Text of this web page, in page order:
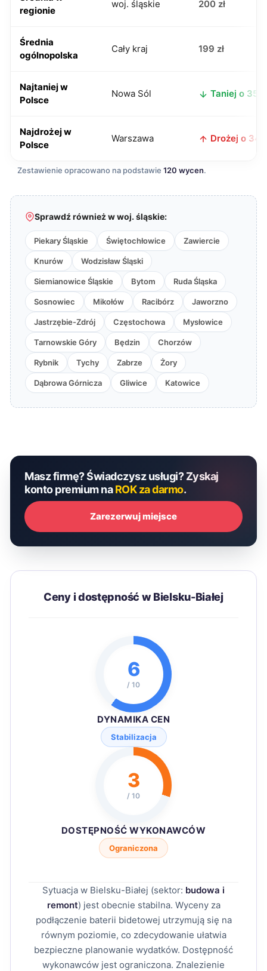
regionie
woj. śląskie 200 zł
Średnia
ogólnopolska
Cały kraj 199 zł
Najtaniej w
Polsce
Nowa Sól Taniej o 35 zł
Najdrożej w
Polsce
Warszawa Drożej o 34
Zestawienie opracowano na podstawie 120 wycen.
Sprawdź również w woj. śląskie:
Piekary Śląskie Świętochłowice Zawiercie
Knurów Wodzisław Śląski
Siemianowice Śląskie Bytom Ruda Śląska
Sosnowiec Mikołów Racibórz Jaworzno
Jastrzębie-Zdrój Częstochowa Mysłowice
Tarnowskie Góry Będzin Chorzów
Rybnik Tychy Zabrze Żory
Dąbrowa Górnicza Gliwice Katowice
Masz firmę? Świadczysz usługi? Zyskaj
konto premium naROK za darmo.
Zarezerwuj miejsce
Ceny i dostępność w Bielsku-Białej
6
/ 10
DYNAMIKA CEN
Stabilizacja
3
/ 10
DOSTĘPNOŚĆ WYKONAWCÓW
Ograniczona
Sytuacja w Bielsku-Białej (sektor: budowa i
remont) jest obecnie stabilna. Wyceny za
podłączenie baterii bidetowej utrzymują się na
równym poziomie, co zdecydowanie ułatwia
bezpieczne planowanie wydatków. Dostępność
wykonawców jest ograniczona. Znalezienie